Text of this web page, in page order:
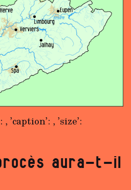
, ’caption’: , ’size’:
aura-t-il